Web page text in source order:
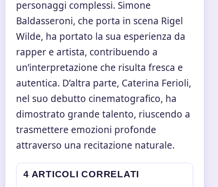
personaggi complessi. Simone
Baldasseroni, che porta in scena Rigel
Wilde, ha portato la sua esperienza da
rapper e artista, contribuendo a
un’interpretazione che risulta fresca e
autentica. D’altra parte, Caterina Ferioli,
nel suo debutto cinematografico, ha
dimostrato grande talento, riuscendo a
trasmettere emozioni profonde
attraverso una recitazione naturale.
4 ARTICOLI CORRELATI